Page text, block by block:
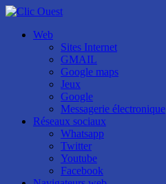
Web
Sites Internet
GMAIL
Google maps
Jeux
Google
Messagerie électronique
Réseaux sociaux
Whatsapp
Twitter
Youtube
Facebook